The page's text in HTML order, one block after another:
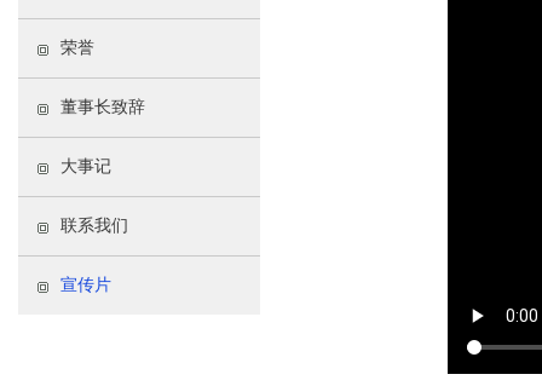
荣誉
董事长致辞
大事记
联系我们
宣传片